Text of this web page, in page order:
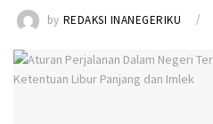
by REDAKSI INANEGERIKU